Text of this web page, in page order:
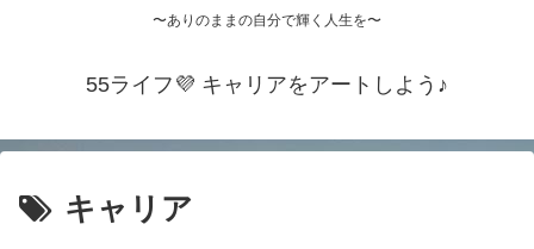
〜ありのままの自分で輝く人生を〜
55ライフ💜 キャリアをアートしよう♪
キャリア